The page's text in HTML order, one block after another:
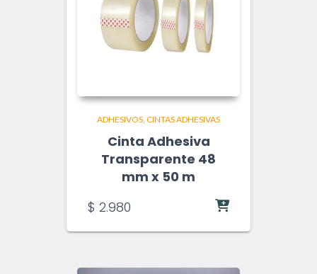
ADHESIVOS CINTAS ADHESIVAS
Cinta Adhesiva
Transparente 48
mm x 50 m
$ 2.980